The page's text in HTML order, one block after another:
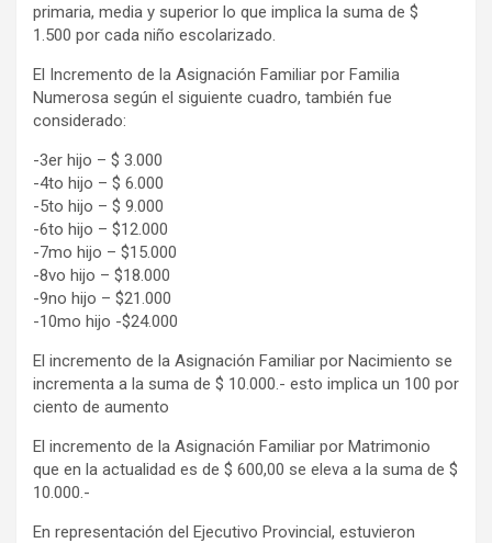
primaria, media y superior lo que implica la suma de $
1.500 por cada niño escolarizado.
El Incremento de la Asignación Familiar por Familia
Numerosa según el siguiente cuadro, también fue
considerado:
-3er hijo – $ 3.000
-4to hijo – $ 6.000
-5to hijo – $ 9.000
-6to hijo – $12.000
-7mo hijo – $15.000
-8vo hijo – $18.000
-9no hijo – $21.000
-10mo hijo -$24.000
El incremento de la Asignación Familiar por Nacimiento se
incrementa a la suma de $ 10.000.- esto implica un 100 por
ciento de aumento
El incremento de la Asignación Familiar por Matrimonio
que en la actualidad es de $ 600,00 se eleva a la suma de $
10.000.-
En representación del Ejecutivo Provincial, estuvieron